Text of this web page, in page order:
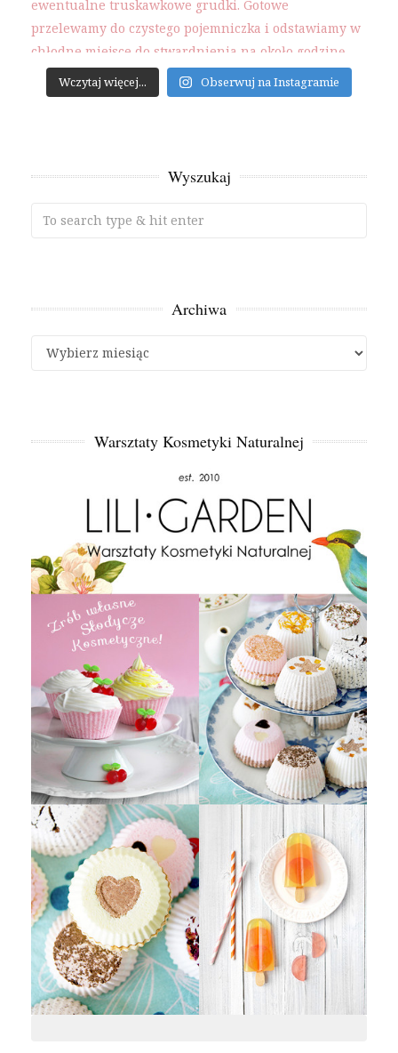
Wczytaj więcej... Obserwuj na Instagramie
Wyszukaj
Archiwa
Archiwa
Warsztaty Kosmetyki Naturalnej